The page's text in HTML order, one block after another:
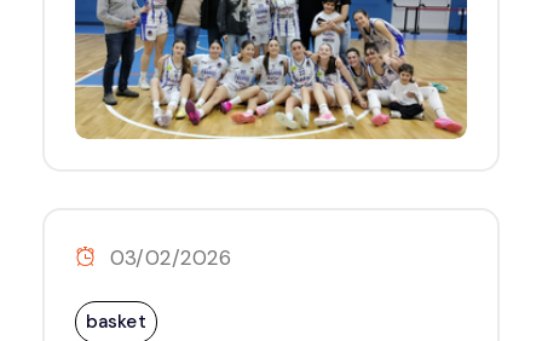
03/02/2026
basket